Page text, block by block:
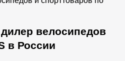
велосипедов
в России